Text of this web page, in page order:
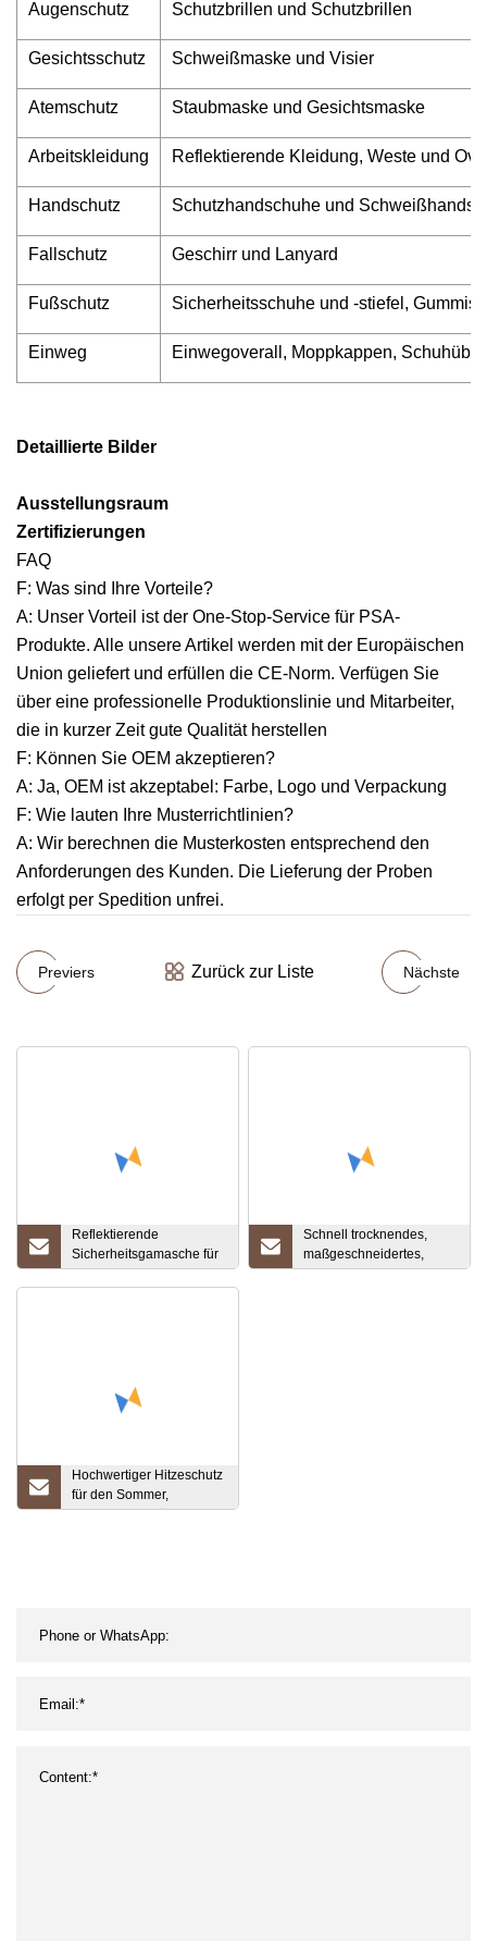
Augenschutz Schutzbrillen und Schutzbrillen
Gesichtsschutz Schweißmaske und Visier
Atemschutz Staubmaske und Gesichtsmaske
Arbeitskleidung Reflektierende Kleidung, Weste und
Handschutz Schutzhandschuhe und
Fallschutz Geschirr und Lanyard
Fußschutz Sicherheitsschuhe und -stiefel,
Einweg Einwegoverall, Moppkappen,
Detaillierte Bilder
Ausstellungsraum
Zertifizierungen
FAQ
F: Was sind Ihre Vorteile?
A: Unser Vorteil ist der One-Stop-Service für PSA-
Produkte. Alle unsere Artikel werden mit der Europäischen
Union geliefert und erfüllen die CE-Norm. Verfügen Sie
über eine professionelle Produktionslinie und Mitarbeiter,
die in kurzer Zeit gute Qualität herstellen
F: Können Sie OEM akzeptieren?
A: Ja, OEM ist akzeptabel: Farbe, Logo und Verpackung
F: Wie lauten Ihre Musterrichtlinien?
A: Wir berechnen die Musterkosten entsprechend den
Anforderungen des Kunden. Die Lieferung der Proben
erfolgt per Spedition unfrei.
Previers Zurück zur Liste Nächste
Reflektierende
Sicherheitsgamasche für
Bauarbeiter mit hoher
Schnell trocknendes,
maßgeschneidertes,
sandfreies,
Hochwertiger Hitzeschutz
für den Sommer,
verdunstungskühlende